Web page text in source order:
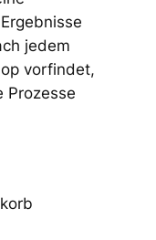
jedem
vorfindet,
Prozesse